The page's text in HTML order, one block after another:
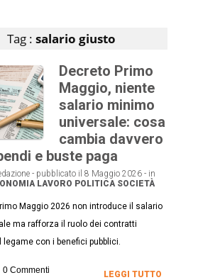
Tag : salario giusto
Decreto Primo
Maggio, niente
salario minimo
universale: cosa
cambia davvero
e buste paga
- pubblicato il 8 Maggio 2026 - in
LAVORO POLITICA SOCIETÀ
Maggio 2026 non introduce il salario
ma rafforza il ruolo dei contratti
con i benefici pubblici.
0 Commenti LEGGI TUTTO